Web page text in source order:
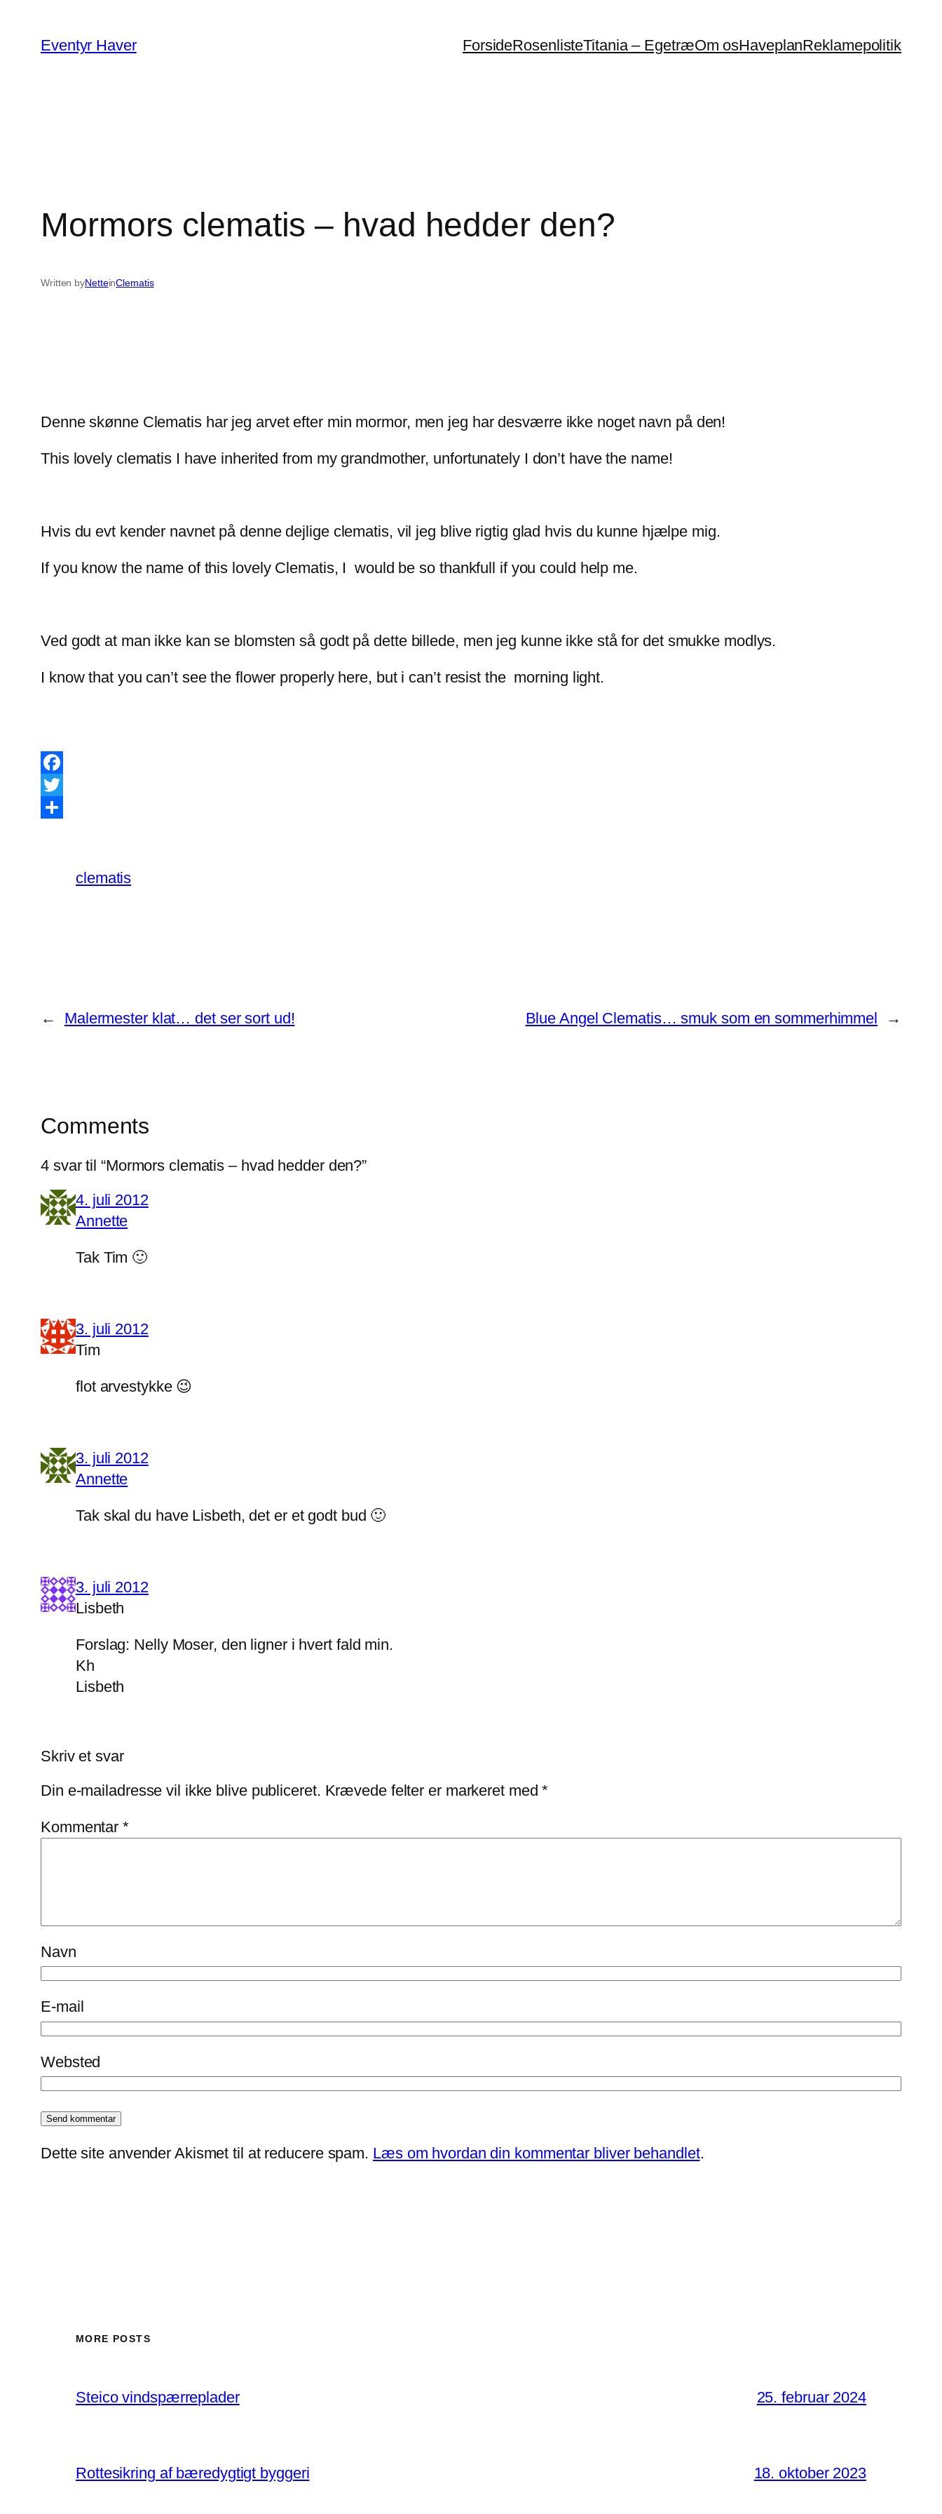
indhold
Eventyr Haver ForsideRosenlisteTitania – EgetræOm osHaveplanReklamepolitik
Mormors clematis – hvad hedder den?
Written byNetteinClematis
Denne skønne Clematis har jeg arvet efter min mormor, men jeg har desværre ikke noget navn på den!
This lovely clematis I have inherited from my grandmother, unfortunately I don’t have the name!
Hvis du evt kender navnet på denne dejlige clematis, vil jeg blive rigtig glad hvis du kunne hjælpe mig.
If you know the name of this lovely Clematis, I would be so thankfull if you could help me.
Ved godt at man ikke kan se blomsten så godt på dette billede, men jeg kunne ikke stå for det smukke modlys.
I know that you can’t see the flower properly here, but i can’t resist the morning light.
Facebook
Twitter
clematis
← Malermester klat… det ser sort ud! Blue Angel Clematis… smuk som en sommerhimmel →
Comments
4 svar til “Mormors clematis – hvad hedder den?”
4. juli 2012
Annette
Tak Tim 🙂
3. juli 2012
Tim
flot arvestykke 😉
3. juli 2012
Annette
Tak skal du have Lisbeth, det er et godt bud 🙂
3. juli 2012
Lisbeth
Forslag: Nelly Moser, den ligner i hvert fald min.
Kh
Lisbeth
Skriv et svar
Din e-mailadresse vil ikke blive publiceret. Krævede felter er markeret med*
Kommentar*
Navn
E-mail
Websted
Dette site anvender Akismet til at reducere spam. Læs om hvordan din kommentar bliver behandlet.
MORE POSTS
Steico vindspærreplader 25. februar 2024
Rottesikring af bæredygtigt byggeri 18. oktober 2023